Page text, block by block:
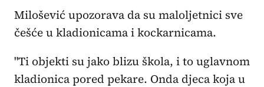
Milošević upozorava da su maloljetnici sve
češće u kladionicama i kockarnicama.
"Ti objekti su jako blizu škola, i to uglavnom
kladionica pored pekare. Onda djeca koja u